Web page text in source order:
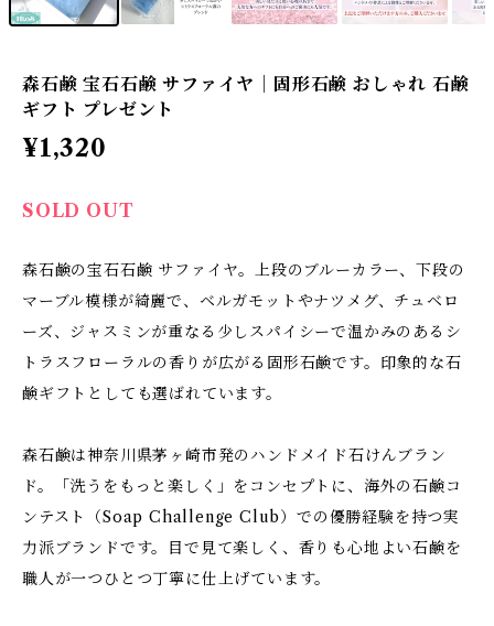
森石鹸 宝石石鹸 サファイヤ｜固形石鹸 おしゃれ 石鹸
ギフト プレゼント
¥1,320
SOLD OUT
森石鹸の宝石石鹸 サファイヤ。上段のブルーカラー、下段の
マーブル模様が綺麗で、ベルガモットやナツメグ、チュベロ
ーズ、ジャスミンが重なる少しスパイシーで温かみのあるシ
トラスフローラルの香りが広がる固形石鹸です。印象的な石
鹸ギフトとしても選ばれています。
森石鹸は神奈川県茅ヶ崎市発のハンドメイド石けんブラン
ド。「洗うをもっと楽しく」をコンセプトに、海外の石鹸コ
ンテスト（Soap Challenge Club）での優勝経験を持つ実
力派ブランドです。目で見て楽しく、香りも心地よい石鹸を
職人が一つひとつ丁寧に仕上げています。